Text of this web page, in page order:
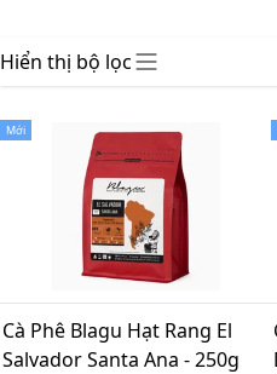
Hiển thị bộ lọc
Mới
Cà Phê Blagu Hạt Rang El
Salvador Santa Ana - 250g